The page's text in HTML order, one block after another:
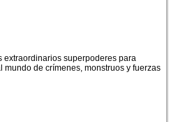
extraordinarios superpoderes para
de crímenes, monstruos y fuerzas